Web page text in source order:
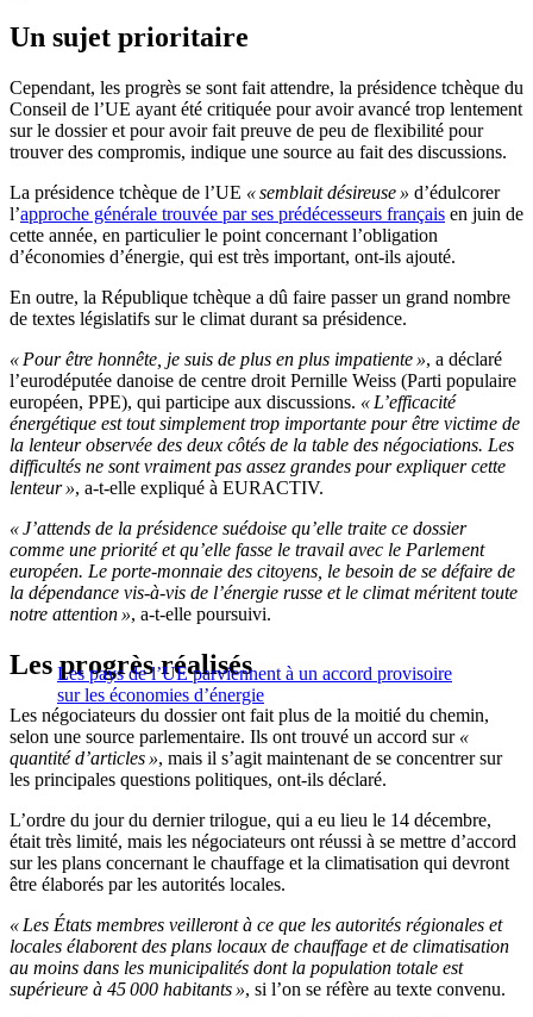
Un sujet prioritaire
Cependant, les progrès se sont fait attendre, la présidence tchèque du
Conseil de l’UE ayant été critiquée pour avoir avancé trop lentement
sur le dossier et pour avoir fait preuve de peu de flexibilité pour
trouver des compromis, indique une source au fait des discussions.
La présidence tchèque de l’UE « semblait désireuse » d’édulcorer
l’approche générale trouvée par ses prédécesseurs français en juin de
cette année, en particulier le point concernant l’obligation
d’économies d’énergie, qui est très important, ont-ils ajouté.
En outre, la République tchèque a dû faire passer un grand nombre
de textes législatifs sur le climat durant sa présidence.
« Pour être honnête, je suis de plus en plus impatiente », a déclaré
l’eurodéputée danoise de centre droit Pernille Weiss (Parti populaire
européen, PPE), qui participe aux discussions. « L’efficacité
énergétique est tout simplement trop importante pour être victime de
la lenteur observée des deux côtés de la table des négociations. Les
difficultés ne sont vraiment pas assez grandes pour expliquer cette
lenteur », a-t-elle expliqué à EURACTIV.
« J’attends de la présidence suédoise qu’elle traite ce dossier
comme une priorité et qu’elle fasse le travail avec le Parlement
européen. Le porte-monnaie des citoyens, le besoin de se défaire de
la dépendance vis-à-vis de l’énergie russe et le climat méritent toute
notre attention », a-t-elle poursuivi.
Les pays de l’UE parviennent à un accord provisoire
sur les économies d’énergie
Les progrès réalisés
Les négociateurs du dossier ont fait plus de la moitié du chemin,
selon une source parlementaire. Ils ont trouvé un accord sur «
quantité d’articles », mais il s’agit maintenant de se concentrer sur
les principales questions politiques, ont-ils déclaré.
L’ordre du jour du dernier trilogue, qui a eu lieu le 14 décembre,
était très limité, mais les négociateurs ont réussi à se mettre d’accord
sur les plans concernant le chauffage et la climatisation qui devront
être élaborés par les autorités locales.
« Les États membres veilleront à ce que les autorités régionales et
locales élaborent des plans locaux de chauffage et de climatisation
au moins dans les municipalités dont la population totale est
supérieure à 45 000 habitants », si l’on se réfère au texte convenu.